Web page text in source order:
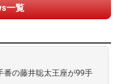
一覧
番の藤井聡太王座が99手